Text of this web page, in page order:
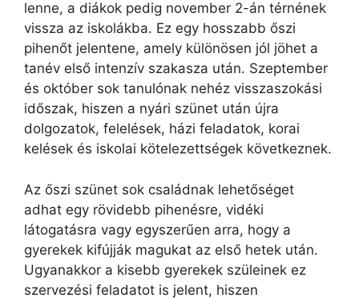
lenne, a diákok pedig november 2-án térnének
vissza az iskolákba. Ez egy hosszabb őszi
pihenőt jelentene, amely különösen jól jöhet a
tanév első intenzív szakasza után. Szeptember
és október sok tanulónak nehéz visszaszokási
időszak, hiszen a nyári szünet után újra
dolgozatok, felelések, házi feladatok, korai
kelések és iskolai kötelezettségek következnek.
Az őszi szünet sok családnak lehetőséget
adhat egy rövidebb pihenésre, vidéki
látogatásra vagy egyszerűen arra, hogy a
gyerekek kifújják magukat az első hetek után.
Ugyanakkor a kisebb gyerekek szüleinek ez
szervezési feladatot is jelent, hiszen